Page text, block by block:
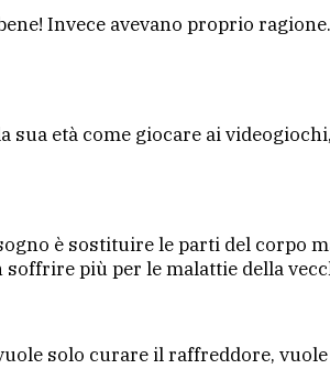
Invece avevano proprio
età come giocare ai
è sostituire le parti del corpo
più per le malattie della
solo curare il raffreddore,